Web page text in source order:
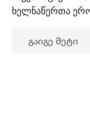
ხელნაწერთა
გაიგე მეტი